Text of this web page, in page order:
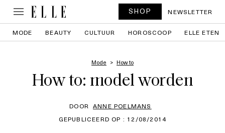
SHOP NEWSLETTER
MODE BEAUTY CULTUUR HOROSCOOP ELLE ETEN
Mode How to
How to: model worden
DOOR ANNE POELMANS
GEPUBLICEERD OP : 12/08/2014